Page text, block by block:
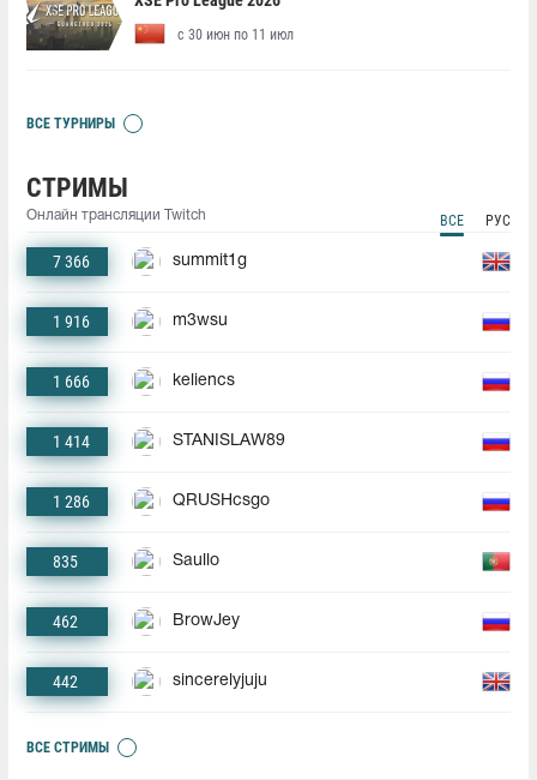
с 30 июн по 11 июл
ВСЕ ТУРНИРЫ
СТРИМЫ
Онлайн трансляции Twitch ВСЕ РУС
7 366 summit1g
1 916 m3wsu
1 666 keliencs
1 414 STANISLAW89
1 286 QRUSHcsgo
835 Saullo
462 BrowJey
442 sincerelyjuju
ВСЕ СТРИМЫ